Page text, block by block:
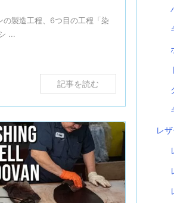
製造工程、6つ目の工程「染
...
記事を読む
レ